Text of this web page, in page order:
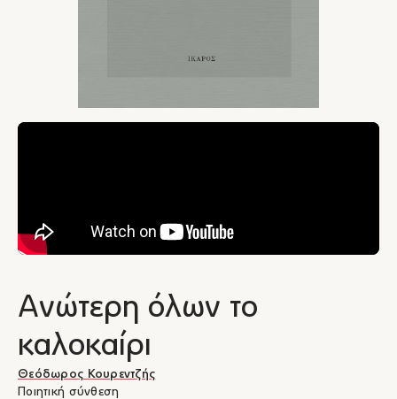
Ανώτερη όλων το
καλοκαίρι
Θεόδωρος Κουρεντζής
Ποιητική σύνθεση